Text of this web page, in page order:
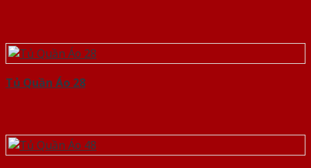
Tủ Quần Áo 28